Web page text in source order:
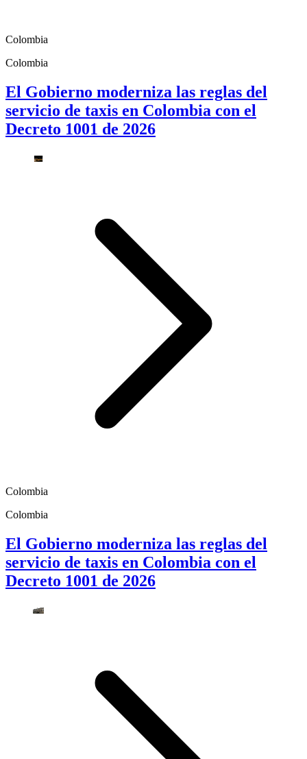
Colombia
Colombia
El Gobierno moderniza las reglas del
servicio de taxis en Colombia con el
Decreto 1001 de 2026
Colombia
Colombia
El Gobierno moderniza las reglas del
servicio de taxis en Colombia con el
Decreto 1001 de 2026